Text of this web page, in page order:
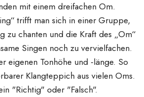
mit einem dreifachen Om.
trifft man sich in einer Gruppe,
zu chanten und die Kraft des „Om“
Singen noch zu vervielfachen.
eigenen Tonhöhe und -länge. So
Klangteppich aus vielen Oms.
"Richtig" oder "Falsch".